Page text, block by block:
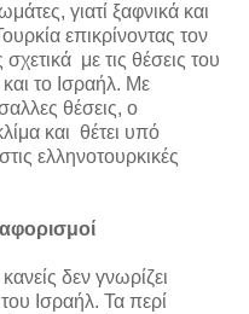
γιατί ξαφνικά και
επικρίνοντας τον
με τις θέσεις του
το Ισραήλ. Με
θέσεις, ο
και θέτει υπό
ελληνοτουρκικές
δεν γνωρίζει
Ισραήλ. Τα περί